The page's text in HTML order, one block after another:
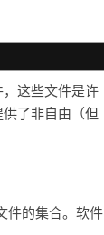
这些文件是许
了非自由（但
件的集合。软件